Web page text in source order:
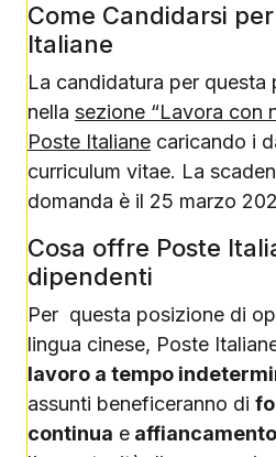
Come Candidarsi
Italiane
La candidatura per questa
nella sezione “Lavora con
Poste Italiane caricando i
curriculum vitae. La
domanda è il 25 marzo
Cosa offre Poste
dipendenti
Per questa posizione di
lingua cinese, Poste
lavoro a tempo
assunti beneficeranno di
continua e